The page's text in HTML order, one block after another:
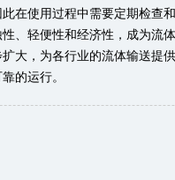
在使用过程中需要定期检查和
、轻便性和经济性，成为流
大，为各行业的流体输送提
的运行。